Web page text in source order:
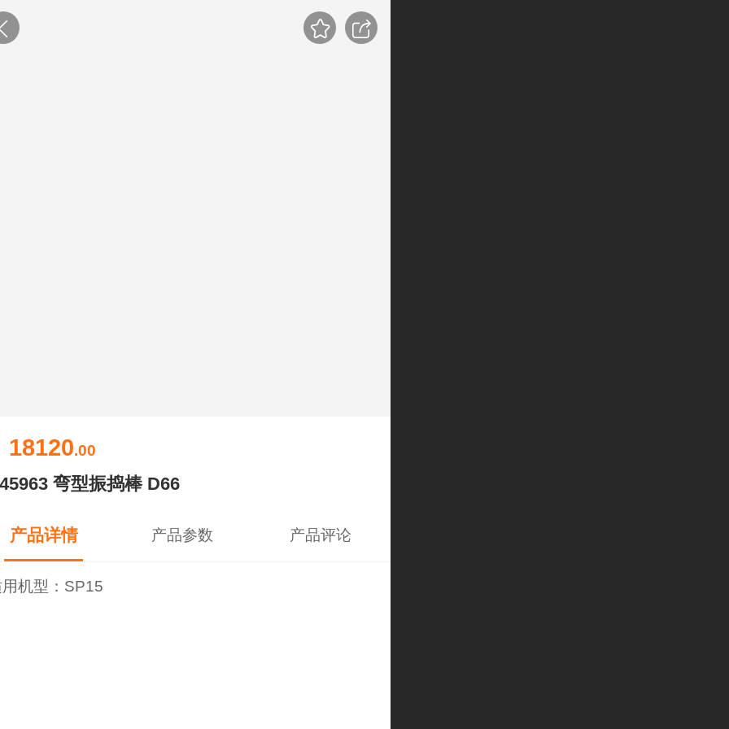
18120.00
弯型振捣棒 D66
产品详情 产品参数 产品评论
机型：SP15